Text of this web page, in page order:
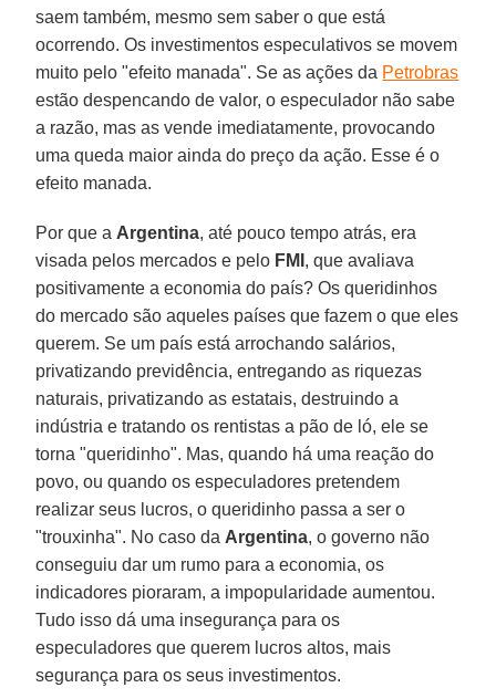
saem também, mesmo sem saber o que está
ocorrendo. Os investimentos especulativos se movem
muito pelo "efeito manada". Se as ações da Petrobras
estão despencando de valor, o especulador não sabe
a razão, mas as vende imediatamente, provocando
uma queda maior ainda do preço da ação. Esse é o
efeito manada.
Por que a Argentina, até pouco tempo atrás, era
visada pelos mercados e pelo FMI , que avaliava
positivamente a economia do país? Os queridinhos
do mercado são aqueles países que fazem o que eles
querem. Se um país está arrochando salários,
privatizando previdência, entregando as riquezas
naturais, privatizando as estatais, destruindo a
indústria e tratando os rentistas a pão de ló, ele se
torna "queridinho". Mas, quando há uma reação do
povo, ou quando os especuladores pretendem
realizar seus lucros, o queridinho passa a ser o
"trouxinha". No caso da Argentina, o governo não
conseguiu dar um rumo para a economia, os
indicadores pioraram, a impopularidade aumentou.
Tudo isso dá uma insegurança para os
especuladores que querem lucros altos, mais
segurança para os seus investimentos.